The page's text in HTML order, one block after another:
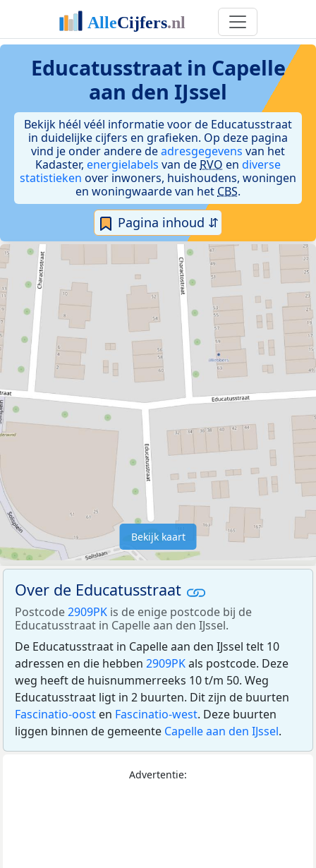
Educatusstraat in Capelle
aan den IJssel
Bekijk héél véél informatie voor de Educatusstraat
in duidelijke cijfers en grafieken. Op deze pagina
vind je onder andere deadresgegevens van het
Kadaster, energielabels van de RVO en diverse
statistieken over inwoners, huishoudens, woningen
en woningwaarde van het CBS.
Pagina inhoud ⇵
Bekijk kaart
Over de Educatusstraat
Postcode2909PK is de enige postcode bij de
Educatusstraat in Capelle aan den IJssel.
De Educatusstraat in Capelle aan den IJssel telt 10
adressen en die hebben 2909PKals postcode. Deze
weg heeft de huisnummerreeks 10 t/m 50. Weg
Educatusstraat ligt in 2 buurten. Dit zijn de buurten
Fascinatio-oost en Fascinatio-west. Deze buurten
liggen binnen de gemeente Capelle aan den IJssel.
Advertentie: